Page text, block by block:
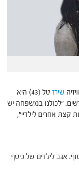
שירז
טל (43) היא
עשר חודשים. "לכולנו במשפחה יש
קצת אחרים לילדיי",
אגב לילדים של כיסף